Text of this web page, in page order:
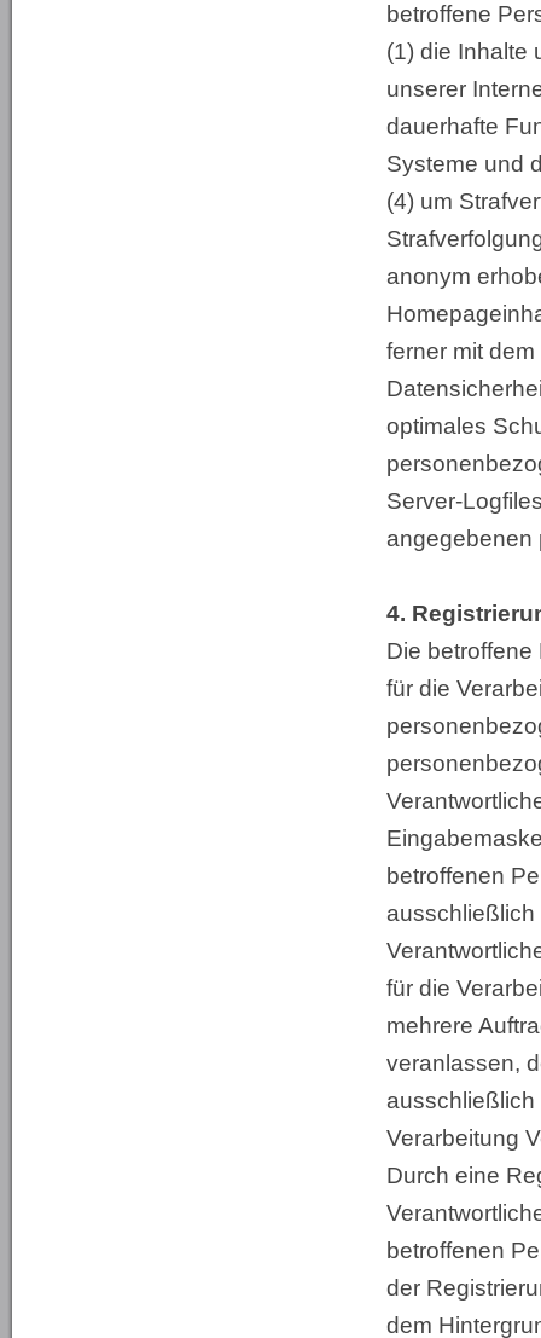
betroffene
(1) die Inhalte
unserer
dauerhafte
Systeme und
(4) um
anonym
ferner mit
optimales
Server-
angegebenen
4.
Die
für die
betroffenen
ausschließlich
für die
mehrere
veranlassen,
ausschließlich
Verarbeitung
Durch eine
betroffenen
der
dem